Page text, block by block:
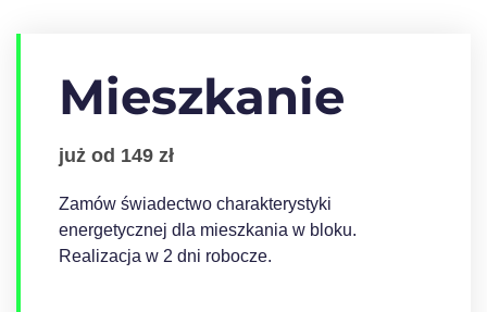
Mieszkanie
już od 149 zł
Zamów świadectwo charakterystyki
energetycznej dla mieszkania w bloku.
Realizacja w 2 dni robocze.